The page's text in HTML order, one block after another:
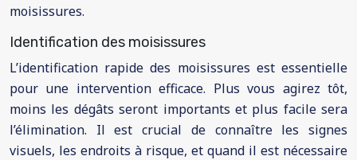
moisissures.
Identification des moisissures
L’identification rapide des moisissures est essentielle
pour une intervention efficace. Plus vous agirez tôt,
moins les dégâts seront importants et plus facile sera
l’élimination. Il est crucial de connaître les signes
visuels, les endroits à risque, et quand il est nécessaire